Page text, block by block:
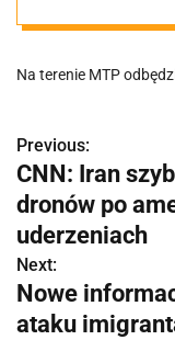
w
Na terenie MTP
N
a
w
i
g
Previous:
CNN: Iran
dronów po
uderzeniach
Next:
Nowe
ataku